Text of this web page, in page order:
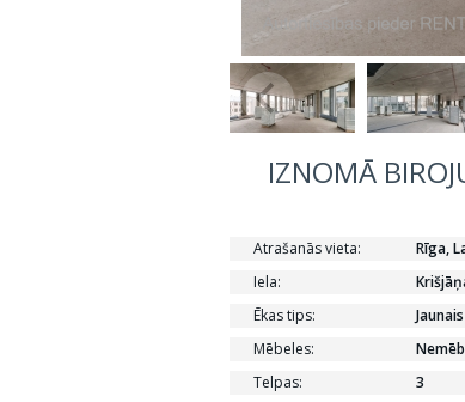
IZNOMĀ
Atrašanās vieta:
Rīga,
Iela:
Ēkas tips:
Mēbeles:
Telpas:
3